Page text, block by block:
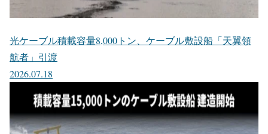
光ケーブル積載容量8,000トン、ケーブル敷設船「天翼領
航者」引渡
2026.07.18